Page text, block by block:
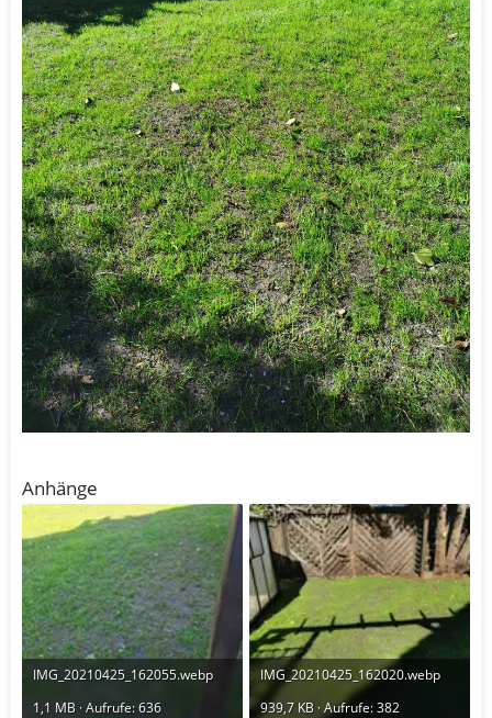
Anhänge
IMG_20210425_162055.webp
1,1 MB · Aufrufe: 636
IMG_20210425_162020.webp
939,7 KB · Aufrufe: 382